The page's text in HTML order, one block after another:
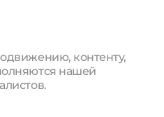
контенту,
нашей